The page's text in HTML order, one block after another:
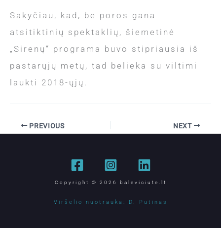
Sakyčiau, kad, be poros gana
atsitiktinių spektaklių, šiemetinė
„Sirenų“ programa buvo stipriausia iš
pastarųjų metų, tad belieka su viltimi
laukti 2018-ųjų.
PREVIOUS NEXT
Copyright © 2026 baleviciute.lt
Viršelio nuotrauka: D. Putinas